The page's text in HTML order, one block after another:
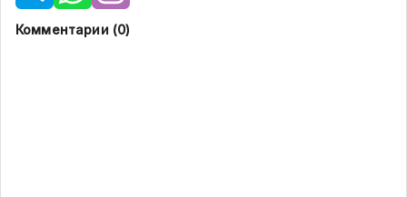
Комментарии (0)